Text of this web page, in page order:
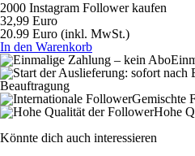
2000 Instagram Follower kaufen
32,99 Euro
20.99 Euro (inkl. MwSt.)
In den Warenkorb
Beauftragung
Gemischte
Hohe
Könnte dich auch interessieren